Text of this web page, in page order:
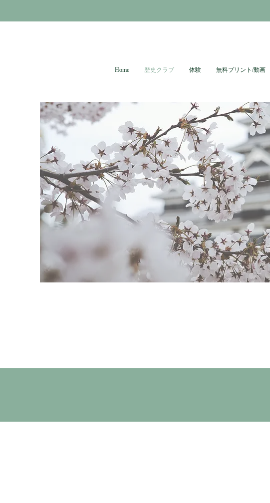
Home 歴史クラブ 体験 無料プリント/動画